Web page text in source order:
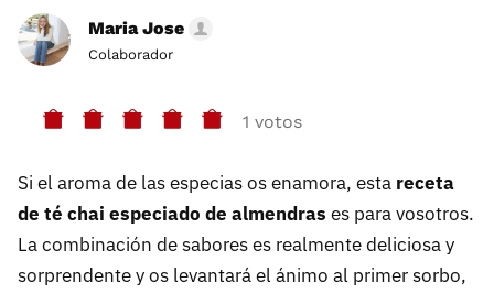
Maria Jose
Colaborador
1 votos
Si el aroma de las especias os enamora, esta receta
de té chai especiado de almendras es para vosotros.
La combinación de sabores es realmente deliciosa y
sorprendente y os levantará el ánimo al primer sorbo,